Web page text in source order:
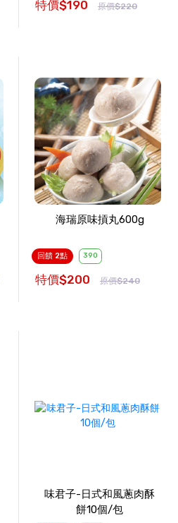
特價$190 原價$220
海瑞原味摃丸600g
回饋 2點 390
特價$200 原價$240
味君子-日式和風蔥肉酥
餅10個/包